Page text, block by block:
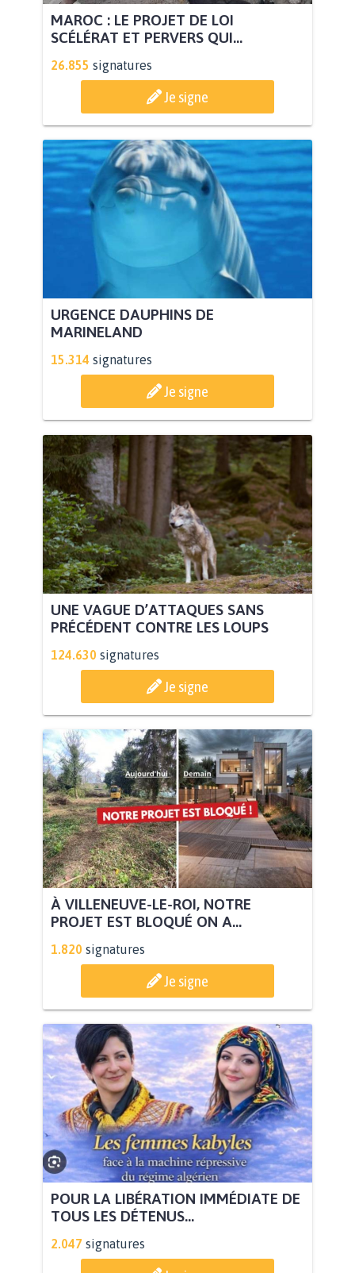
MAROC : LE PROJET DE LOI
SCÉLÉRAT ET PERVERS QUI...
26.855 signatures
Je signe
URGENCE DAUPHINS DE
MARINELAND
15.314 signatures
Je signe
UNE VAGUE D’ATTAQUES SANS
PRÉCÉDENT CONTRE LES LOUPS
124.630 signatures
Je signe
À VILLENEUVE-LE-ROI, NOTRE
PROJET EST BLOQUÉ ON A...
1.820 signatures
Je signe
POUR LA LIBÉRATION IMMÉDIATE DE
TOUS LES DÉTENUS...
2.047 signatures